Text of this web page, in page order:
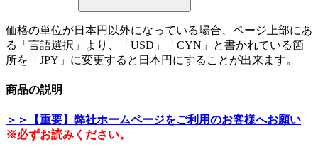
価格の単位が日本円以外になっている場合、ページ上部にあ
る「言語選択」より、「USD」「CYN」と書かれている箇
所を「JPY」に変更すると日本円にすることが出来ます。
商品の説明
＞＞【重要】弊社ホームページをご利用のお客様へお願い
※必ずお読みください。